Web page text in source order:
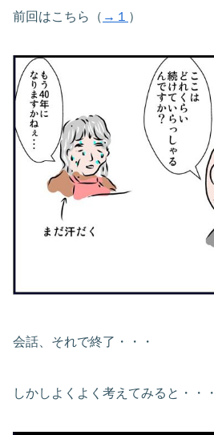
前回はこちら（ →１ ）
会話、それで終了・・・
しかしよくよく考えてみると・・・